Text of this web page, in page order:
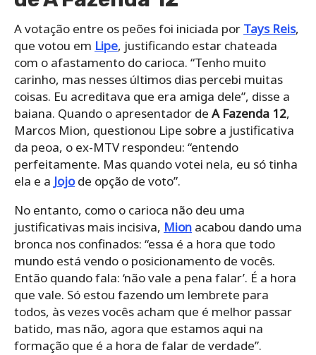
A votação entre os peões foi iniciada por Tays Reis,
que votou em Lipe, justificando estar chateada
com o afastamento do carioca. “Tenho muito
carinho, mas nesses últimos dias percebi muitas
coisas. Eu acreditava que era amiga dele”, disse a
baiana. Quando o apresentador de A Fazenda 12,
Marcos Mion, questionou Lipe sobre a justificativa
da peoa, o ex-MTV respondeu: “entendo
perfeitamente. Mas quando votei nela, eu só tinha
ela e a Jojode opção de voto”.
No entanto, como o carioca não deu uma
justificativas mais incisiva, Mion acabou dando uma
bronca nos confinados: “essa é a hora que todo
mundo está vendo o posicionamento de vocês.
Então quando fala: ‘não vale a pena falar’. É a hora
que vale. Só estou fazendo um lembrete para
todos, às vezes vocês acham que é melhor passar
batido, mas não, agora que estamos aqui na
formação que é a hora de falar de verdade”.